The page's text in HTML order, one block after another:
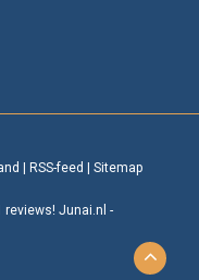
RSS-feed Sitemap
reviews! Junai.nl -